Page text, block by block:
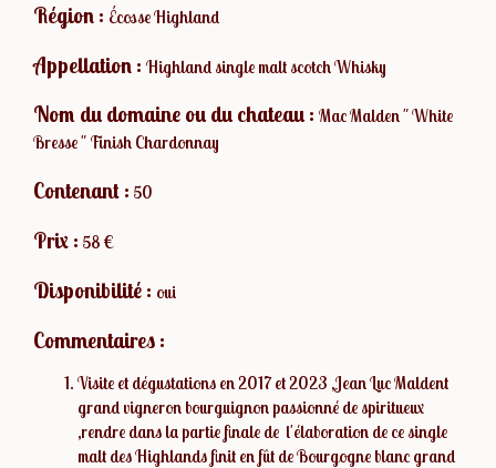
Région : Écosse Highland
Appellation : Highland single malt scotch Whisky
Nom du domaine ou du chateau : Mac Malden " White
Bresse " Finish Chardonnay
Contenant : 50
Prix : 58 €
Disponibilité : oui
Commentaires :
Visite et dégustations en 2017 et 2023 ,Jean Luc Maldent
grand vigneron bourguignon passionné de spiritueux
,rendre dans la partie finale de l'élaboration de ce single
malt des Highlands finit en fût de Bourgogne blanc grand